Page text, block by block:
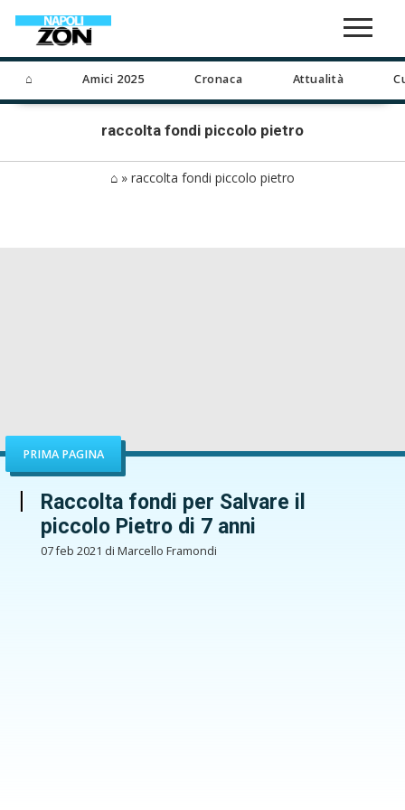
⌂ Amici 2025 Cronaca Attualità
raccolta fondi piccolo pietro
⌂ » raccolta fondi piccolo pietro
PRIMA PAGINA
Raccolta fondi per Salvare il
piccolo Pietro di 7 anni
07 feb 2021 di Marcello Framondi